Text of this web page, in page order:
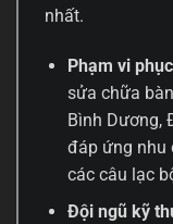
nhất.
Phạm vi
sửa chữa
Bình Dương,
đáp ứng nhu
các câu lạc
Đội ngũ kỹ